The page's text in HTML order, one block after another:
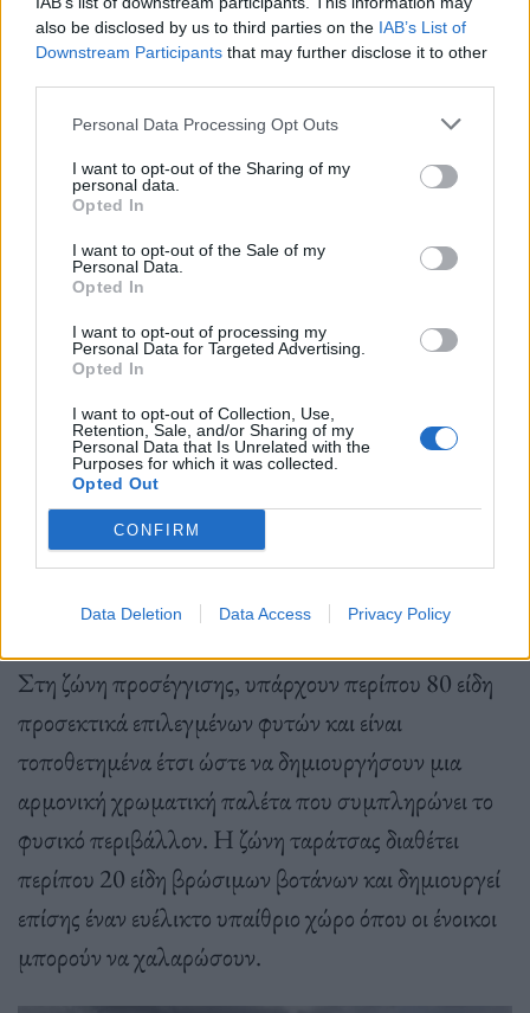
also be disclosed by us to third parties on the IAB’s List of
Downstream Participants that may further disclose it to other
Personal Data Processing Opt Outs
I want to opt-out of the Sharing of my
personal data.
Opted In
I want to opt-out of the Sale of my
Personal Data.
Opted In
I want to opt-out of processing my
Personal Data for Targeted Advertising.
Opted In
I want to opt-out of Collection, Use,
Retention, Sale, and/or Sharing of my
Personal Data that Is Unrelated with the
Purposes for which it was collected.
Opted Out
CONFIRM
Data Deletion Data Access Privacy Policy
τον έλεγχο της θερμοκρασίας και της υγρασίας.
Αυτός ο ρυθμιστικός χώρος στεγάζει επίσης το
σύστημα θέρμανσης δαπέδου, με σωλήνες ζεστού
νερού που τοποθετούνται κάτω από αυτό.
Εκτός από τον εσωτερικό σχεδιασμό, οι 30χρονοι
αρχιτέκτονες έδωσαν ιδιαίτερη προσοχή και στην
εξωτερική όψη του Cat Tree House. Ο κήπος
χωρίζεται σε δύο ζώνες: τη ζώνη “προσέγγισης”, η
οποία οδηγεί στην είσοδο και βλέπει στον μπροστινό
δρόμο, και τη ζώνη “ταράτσας”, η οποία
περιλαμβάνει ξύλινα σκαλοπάτια και έναν κήπο
Στη ζώνη προσέγγισης, υπάρχουν περίπου 80 είδη
προσεκτικά επιλεγμένων φυτών και είναι
τοποθετημένα έτσι ώστε να δημιουργήσουν μια
αρμονική χρωματική παλέτα που συμπληρώνει το
φυσικό περιβάλλον. Η ζώνη ταράτσας διαθέτει
περίπου 20 είδη βρώσιμων βοτάνων και δημιουργεί
επίσης έναν ευέλικτο υπαίθριο χώρο όπου οι ένοικοι
μπορούν να χαλαρώσουν.